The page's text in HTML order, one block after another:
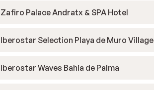
Zafiro Palace Andratx & SPA Hotel
Iberostar Selection Playa de Muro Village
Iberostar Waves Bahia de Palma